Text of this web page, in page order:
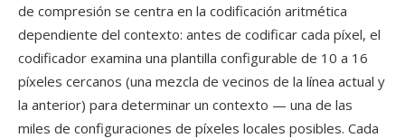
de compresión se centra en la codificación aritmética
dependiente del contexto: antes de codificar cada píxel, el
codificador examina una plantilla configurable de 10 a 16
píxeles cercanos (una mezcla de vecinos de la línea actual y
la anterior) para determinar un contexto — una de las
miles de configuraciones de píxeles locales posibles. Cada